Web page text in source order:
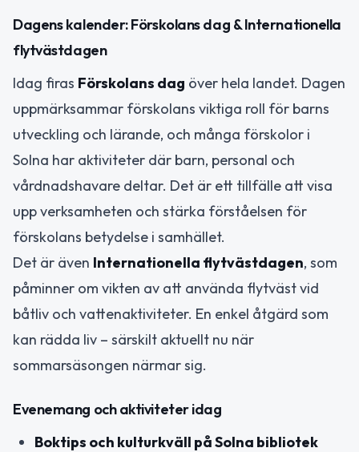
Dagens kalender: Förskolans dag & Internationella
flytvästdagen
Idag firas Förskolans dag över hela landet. Dagen
uppmärksammar förskolans viktiga roll för barns
utveckling och lärande, och många förskolor i
Solna har aktiviteter där barn, personal och
vårdnadshavare deltar. Det är ett tillfälle att visa
upp verksamheten och stärka förståelsen för
förskolans betydelse i samhället.
Det är även Internationella flytvästdagen, som
påminner om vikten av att använda flytväst vid
båtliv och vattenaktiviteter. En enkel åtgärd som
kan rädda liv – särskilt aktuellt nu när
sommarsäsongen närmar sig.
Evenemang och aktiviteter idag
Boktips och kulturkväll på Solna bibliotek